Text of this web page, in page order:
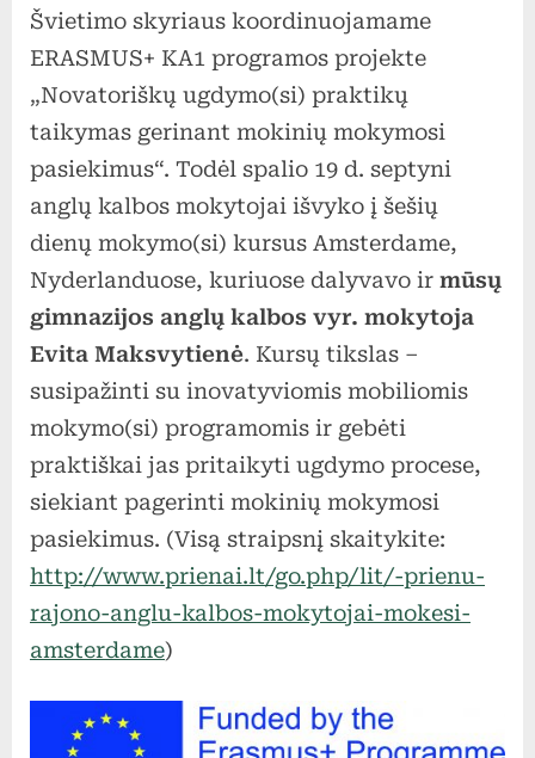
Švietimo skyriaus koordinuojamame
ERASMUS+ KA1 programos projekte
„Novatoriškų ugdymo(si) praktikų
taikymas gerinant mokinių mokymosi
pasiekimus“. Todėl spalio 19 d. septyni
anglų kalbos mokytojai išvyko į šešių
dienų mokymo(si) kursus Amsterdame,
Nyderlanduose, kuriuose dalyvavo ir mūsų
gimnazijos anglų kalbos vyr. mokytoja
Evita Maksvytienė. Kursų tikslas –
susipažinti su inovatyviomis mobiliomis
mokymo(si) programomis ir gebėti
praktiškai jas pritaikyti ugdymo procese,
siekiant pagerinti mokinių mokymosi
pasiekimus. (Visą straipsnį skaitykite:
http://www.prienai.lt/go.php/lit/-prienu-
rajono-anglu-kalbos-mokytojai-mokesi-
amsterdame)